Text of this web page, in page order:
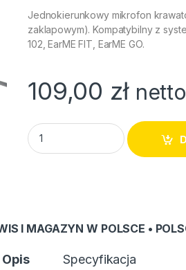
Jednokierunkowy mikrofon
zaklapowym). Kompatybilny z
102, EarME FIT, EarME GO.
109,00 zł
Mikrofon LM-96A quantity
I MAGAZYN W POLSCE •
Opis Specyfikacja